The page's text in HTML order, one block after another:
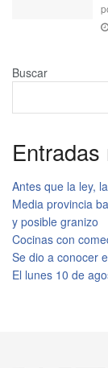
Buscar
Antes que la ley,
Media provincia
y posible granizo
Cocinas con
Se dio a conocer
El lunes 10 de